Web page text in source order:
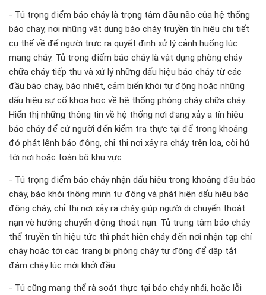
- Tủ trọng điểm báo cháy là trọng tâm đầu não của hệ thống
báo chay, nơi những vật dụng báo cháy truyền tín hiệu chi tiết
cụ thể về để người trực ra quyết định xử lý cảnh huống lúc
mang cháy. Tủ trọng điểm báo cháy là vật dụng phòng cháy
chữa cháy tiếp thu và xử lý những dấu hiệu báo cháy từ các
đầu báo cháy, báo nhiệt, cảm biến khói tự động hoặc những
dấu hiệu sự cố khoa học về hệ thống phòng cháy chữa cháy.
Hiển thị những thông tin về hệ thống nơi đang xảy a tín hiệu
báo cháy để cử người đến kiểm tra thực tại để trong khoảng
đó phát lệnh báo động, chỉ thị nơi xảy ra cháy trên loa, còi hú
tới nơi hoặc toàn bô khu vực
- Tủ trọng điểm báo cháy nhận dấu hiệu trong khoảng đầu báo
cháy, báo khói thông minh tự động và phát hiện dấu hiệu báo
động cháy, chỉ thị nơi xảy ra cháy giúp người di chuyển thoát
nạn vè hướng chuyển động thoát nạn. Tủ trung tâm báo cháy
thể truyền tín hiệu tức thì phát hiện cháy đến nơi nhận tạp chí
cháy hoặc tới các trang bị phòng cháy tự động để dập tắt
đám cháy lúc mới khởi đầu
- Tủ cũng mang thể rà soát thực tại báo cháy nhái, hoặc lỗi